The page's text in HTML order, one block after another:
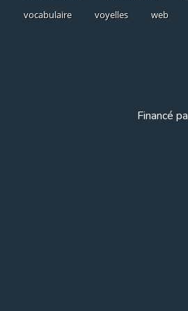
vocabulaire
voyelles web
Financé